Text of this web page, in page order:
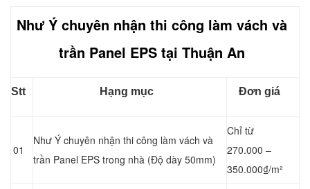
Như Ý chuyên nhận thi công làm vách và
trần Panel EPS tại Thuận An
Stt Hạng mục Đơn giá
01
Như Ý chuyên nhận thi công làm vách và
trần Panel EPS trong nhà (Độ dày 50mm)
Chỉ từ
270.000 –
350.000₫/m²